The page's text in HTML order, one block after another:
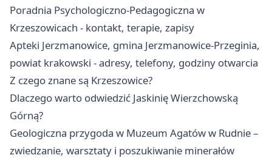
Poradnia Psychologiczno-Pedagogiczna w
Krzeszowicach - kontakt, terapie, zapisy
Apteki Jerzmanowice, gmina Jerzmanowice-Przeginia,
powiat krakowski - adresy, telefony, godziny otwarcia
Z czego znane są Krzeszowice?
Dlaczego warto odwiedzić Jaskinię Wierzchowską
Górną?
Geologiczna przygoda w Muzeum Agatów w Rudnie –
zwiedzanie, warsztaty i poszukiwanie minerałów